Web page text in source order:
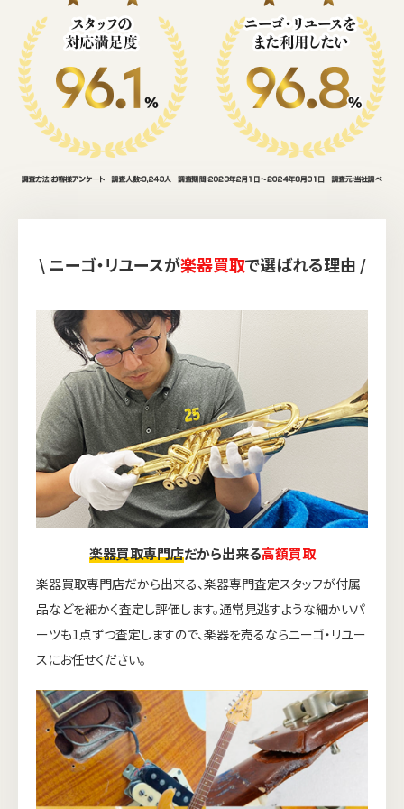
\ ニーゴ・リユースが楽器買取で選ばれる理由 /
楽器買取専門店だから出来る高額買取
楽器買取専門店だから出来る、楽器専門査定スタッフが付属
品などを細かく査定し評価します。通常見逃すような細かいパ
ーツも1点ずつ査定しますので、楽器を売るならニーゴ・リユー
スにお任せください。